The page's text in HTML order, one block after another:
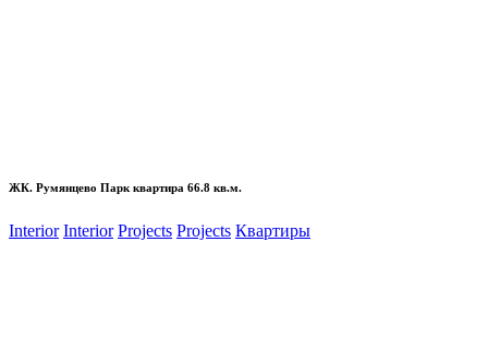
ЖК. Румянцево Парк квартира 66.8 кв.м.
Interior Interior Projects Projects Квартиры